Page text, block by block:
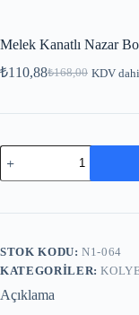
Melek Kanatlı Nazar
₺168,00
₺110,88 KDV
STOK KODU:N1-064
KATEGORILER:
Açıklama